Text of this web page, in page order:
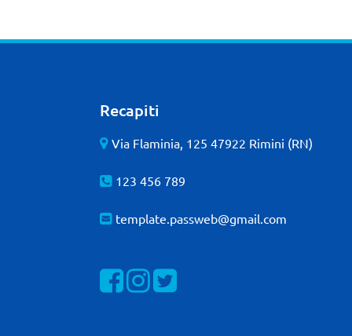
Recapiti
Via Flaminia, 125 47922 Rimini (RN)
123 456 789
template.passweb@gmail.com
Visualizza la nostra pagina Facebook
Visualizza il nostro profilo
Visualizza il nostro profilo